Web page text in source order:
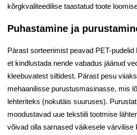
kõrgkvaliteedilise taastatud toote
Puhastamine ja
Pärast sorteerimist peavad PET-pudelid
et kindlustada nende vabadus jäänud
kleebuvatest siltidest. Pärast pesu
mehaanilisse purustusmasinasse, mis
lehteriteks (nokutäis suuruses).
moodustavad uue tekstiili tootmise
võivad olla sarnased väikesele värvilise